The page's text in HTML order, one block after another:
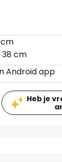
cm
Android app
Heb je